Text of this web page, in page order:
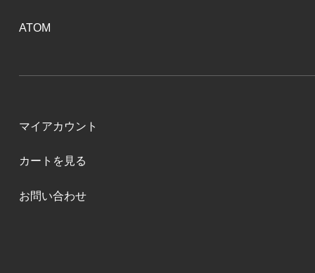
ATOM
マイアカウント
カートを見る
お問い合わせ